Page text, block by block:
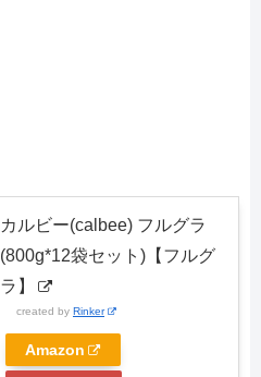
カルビー(calbee) フルグラ
(800g*12袋セット)【フルグ
ラ】
created by Rinker
Amazon